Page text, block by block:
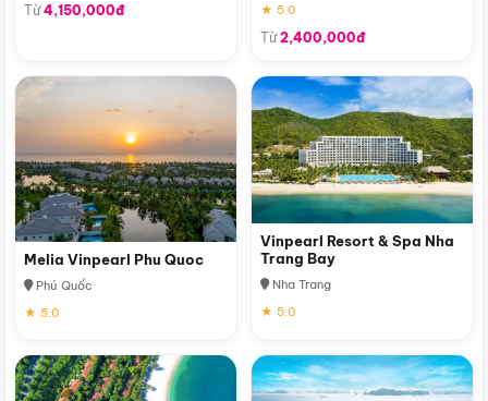
Từ4,150,000đ
★ 5.0
Từ2,400,000đ
Melia Vinpearl Phu Quoc
Phú Quốc
★ 5.0
Vinpearl Resort & Spa Nha
Trang Bay
Nha Trang
★ 5.0